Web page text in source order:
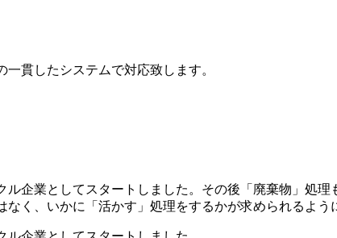
貫したシステムで対応致します。
企業としてスタートしました。その後「廃棄物」処
く、いかに「活かす」処理をするかが求められるよう